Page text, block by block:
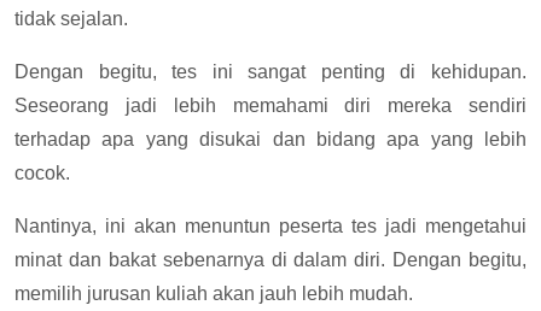
tidak sejalan.
Dengan begitu, tes ini sangat penting di kehidupan.
Seseorang jadi lebih memahami diri mereka sendiri
terhadap apa yang disukai dan bidang apa yang lebih
cocok.
Nantinya, ini akan menuntun peserta tes jadi mengetahui
minat dan bakat sebenarnya di dalam diri. Dengan begitu,
memilih jurusan kuliah akan jauh lebih mudah.